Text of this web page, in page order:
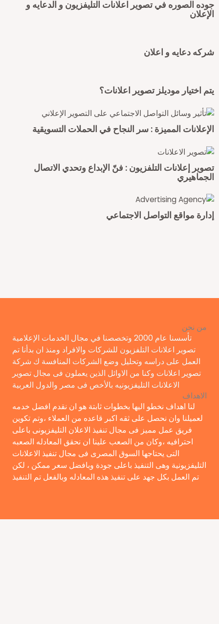
الصوره في تصوير اعلانات التليفزيون و الدعايه و
دعايه و اعلان
اختيار موديلز تصوير اعلانات؟
المميزة : سر النجاح في الحملات التسويقية
إعلانات التلفزيون : فنّ الإبداع وتحدي الاتصال
مواقع التواصل الاجتماعي
من نحن
تأسسنا عام 2000 وتخصصنا في مجال الخدمات الإعلامية
تصوير اعلانات التلفزيون للشركات والافراد ومنذ ان بدأنا تم
العمل على دراسه وتحليل وضع الشركات المنافسة ك شركة
تصوير اعلانات وكنا من الاوائل الذين يعملون فى مجال تصوير
الاعلانات التليفزيونيه بالأخص فى مصر والدول العربية
الاهداف
لنا اهداف نخطو اليها بخطوات ثابتة هو ان نقدم افضل خدمه
لعميلنا وان نحصل على ثقه اكبر قاعده من العملاء ،وتم تكوين
فريق عمل مميز فى مجال تنفيذ الاعلان التليفزيونى باعلى
احترافيه ،وكان من الصعب علينا ان نحقق المعادله الصعبه
التى يحتاجها السوق المصرى فى مجال تنفيذ الاعلانات
التليفزيونية وهى التنفيذ باعلى جودة وبافضل سعر ممكن ، لكن
تم العمل بكل جهد على تنفيذ هذه المعادله وبالفعل تم التنفيذ